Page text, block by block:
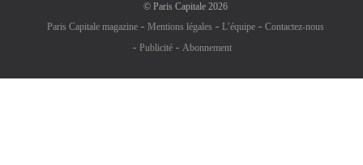
© Paris Capitale2026
Paris Capitale magazine
Mentions légales L’équipe
Contactez-nous
Publicité
Abonnement